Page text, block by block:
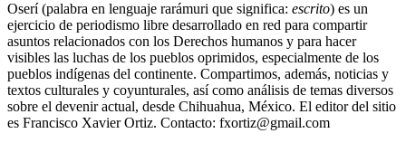
Oserí (palabra en lenguaje rarámuri que significa: escrito) es un
ejercicio de periodismo libre desarrollado en red para compartir
asuntos relacionados con los Derechos humanos y para hacer
visibles las luchas de los pueblos oprimidos, especialmente de los
pueblos indígenas del continente. Compartimos, además, noticias y
textos culturales y coyunturales, así como análisis de temas diversos
sobre el devenir actual, desde Chihuahua, México. El editor del sitio
es Francisco Xavier Ortiz. Contacto: fxortiz@gmail.com